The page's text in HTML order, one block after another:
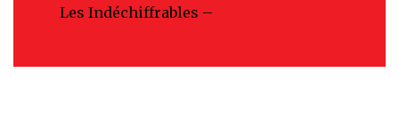
Les Indéchiffrables –